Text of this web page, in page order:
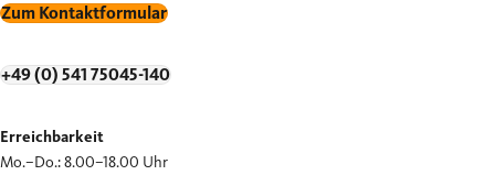
Zum Kontaktformular
+49 (0) 541 75045-140
Erreichbarkeit
Mo.–Do.: 8.00–18.00 Uhr